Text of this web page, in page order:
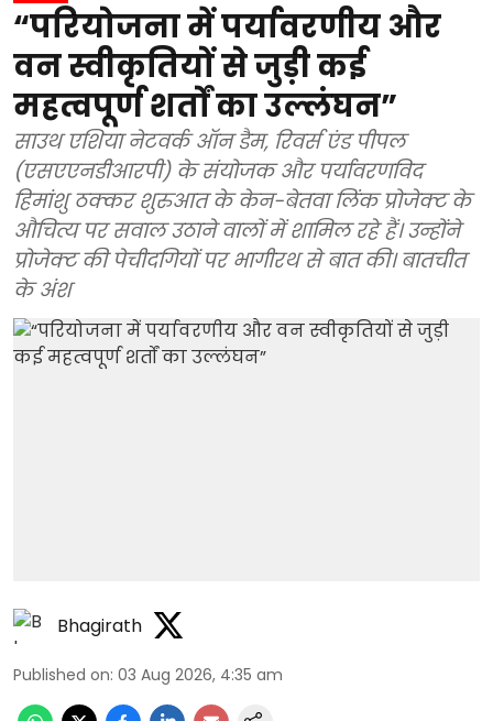
“परियोजना में पर्यावरणीय और
वन स्वीकृतियों से जुड़ी कई
महत्वपूर्ण शर्तों का उल्लंघन”
साउथ एशिया नेटवर्क ऑन डैम, रिवर्स एंड पीपल
(एसएएनडीआरपी) के संयोजक और पर्यावरणविद
हिमांशु ठक्कर शुरुआत के केन-बेतवा लिंक प्रोजेक्ट के
औचित्य पर सवाल उठाने वालों में शामिल रहे हैं। उन्होंने
प्रोजेक्ट की पेचीदगियों पर भागीरथ से बात की। बातचीत
के अंश
Bhagirath
Published on: 03 Aug 2026, 4:35 am